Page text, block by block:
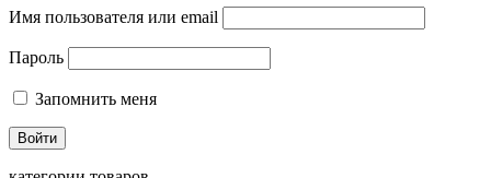
Имя пользователя или email
Пароль
Запомнить меня